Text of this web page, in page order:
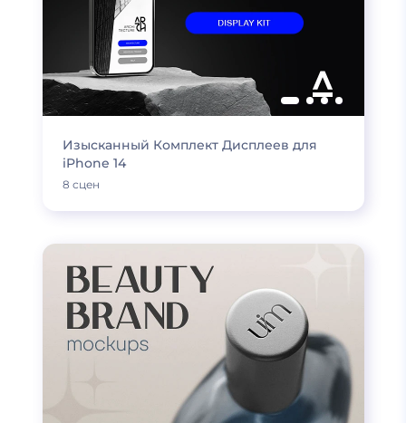
Изысканный Комплект Дисплеев для
iPhone 14
8 сцен